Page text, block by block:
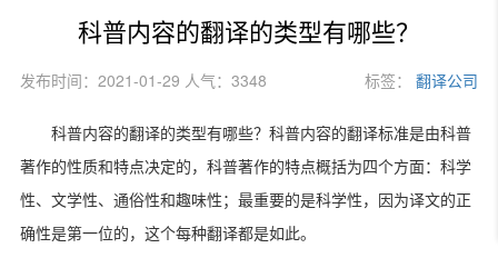
科普内容的翻译的类型有哪些？
发布时间：2021-01-29 人气：3348 标签： 翻译公司
科普内容的翻译的类型有哪些？科普内容的翻译标准是由科普
著作的性质和特点决定的，科普著作的特点概括为四个方面：科学
性、文学性、通俗性和趣味性；最重要的是科学性，因为译文的正
确性是第一位的，这个每种翻译都是如此。